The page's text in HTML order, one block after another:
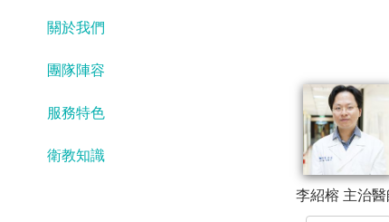
關於我們
團隊陣容
服務特色
衛教知識
李紹榕 主治醫